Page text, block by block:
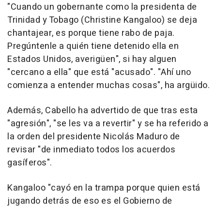
"Cuando un gobernante como la presidenta de
Trinidad y Tobago (Christine Kangaloo) se deja
chantajear, es porque tiene rabo de paja.
Pregúntenle a quién tiene detenido ella en
Estados Unidos, averigüen", si hay alguen
"cercano a ella" que está "acusado". "Ahí uno
comienza a entender muchas cosas", ha argüido.
Además, Cabello ha advertido de que tras esta
"agresión", "se les va a revertir" y se ha referido a
la orden del presidente Nicolás Maduro de
revisar "de inmediato todos los acuerdos
gasíferos".
Kangaloo "cayó en la trampa porque quien está
jugando detrás de eso es el Gobierno de